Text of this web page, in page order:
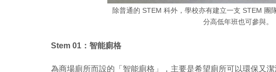
除普通的 STEM 科外，學校亦有建立一支 STEM 團
分高低年班也可參與。
Stem 01：智能廁格
為商場廁所而設的「智能廁格」，主要是希望廁所可以環保又